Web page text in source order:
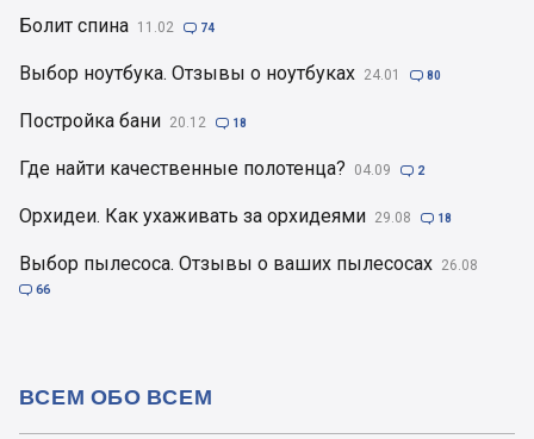
Болит спина 11.02  74
Выбор ноутбука. Отзывы о ноутбуках 24.01  80
Постройка бани 20.12  18
Где найти качественные полотенца? 04.09  2
Орхидеи. Как ухаживать за орхидеями 29.08  18
Выбор пылесоса. Отзывы о ваших пылесосах 26.08
 66
ВСЕМ ОБО ВСЕМ